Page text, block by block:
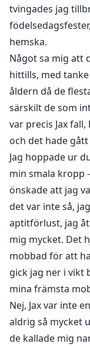
tvingades jag
hemska.
Något sa mig att
hittills, med
åldern då de
särskilt de som
var precis Jax
och det hade gått
Jag hoppade ur
min smala kropp
önskade att jag
det var inte så,
aptitförlust, jag
mig mycket. Det
mobbad för att
gick jag ner i vikt
mina främsta
Nej, Jax var inte
aldrig så mycket
de kallade mig